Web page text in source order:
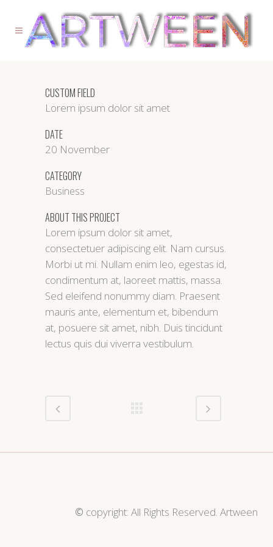
CUSTOM FIELD
Lorem ipsum dolor sit amet
DATE
20 November
CATEGORY
Business
ABOUT THIS PROJECT
Lorem ipsum dolor sit amet,
consectetuer adipiscing elit. Nam cursus.
Morbi ut mi. Nullam enim leo, egestas id,
condimentum at, laoreet mattis, massa.
Sed eleifend nonummy diam. Praesent
mauris ante, elementum et, bibendum
at, posuere sit amet, nibh. Duis tincidunt
lectus quis dui viverra vestibulum.
© copyright: All Rights Reserved. Artween